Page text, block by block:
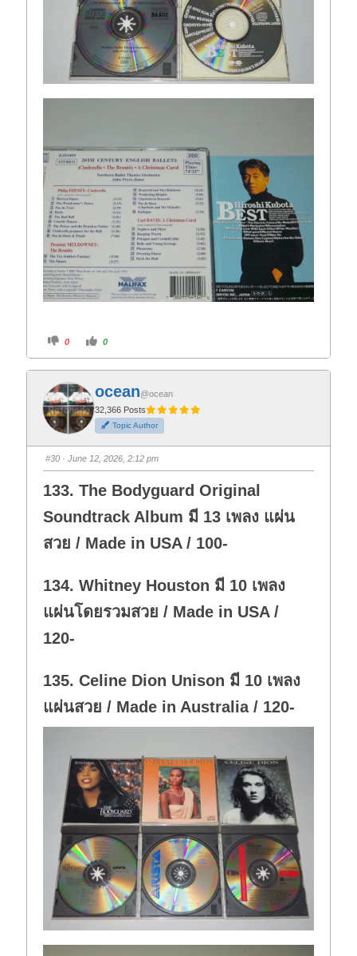
C
i
k
f
o
r
t
h
u
m
b
d
o
n
.
0
C
i
k
o
r
t
h
u
m
b
u
p
0
ocean@ocean
32,366 Posts
Topic Author
#30 · June 12, 2026, 2:12 pm
133. The Bodyguard Original
Soundtrack Album มี 13 เพลง แผ่น
สวย / Made in USA / 100-
134. Whitney Houston มี 10 เพลง
แผ่นโดยรวมสวย / Made in USA /
120-
135. Celine Dion Unison มี 10 เพลง
แผ่นสวย / Made in Australia / 120-